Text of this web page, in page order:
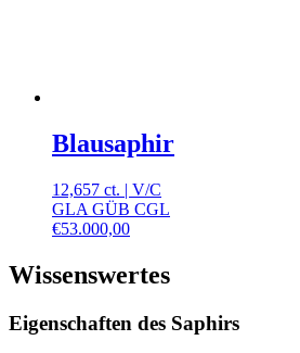
Blausaphir
12,657 ct. | V/C
GLA GÜB CGL
€53.000,00
Wissenswertes
Eigenschaften des Saphirs